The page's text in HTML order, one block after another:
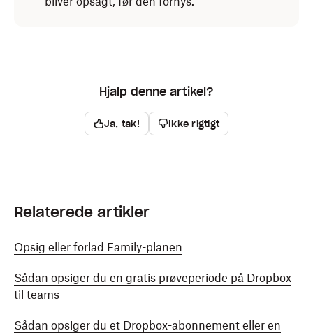
Hjalp denne artikel?
Ja, tak! Ikke rigtigt
Relaterede artikler
Opsig eller forlad Family-planen
Sådan opsiger du en gratis prøveperiode på Dropbox
til teams
Sådan opsiger du et Dropbox-abonnement eller en